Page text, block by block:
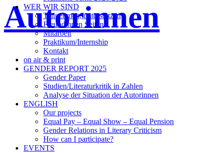
Autorinnen
WER WIR SIND
Teilnehmen, unterstützen
Freundinnen Seiten
Mitarbeit
Praktikum/Internship
Kontakt
on air & print
GENDER REPORT 2025
Gender Paper
Studien/Literaturkritik in Zahlen
Analyse der Situation der Autorinnen
ENGLISH
Our projects
Equal Pay – Equal Show – Equal Pension
Gender Relations in Literary Criticism
How can I participate?
EVENTS